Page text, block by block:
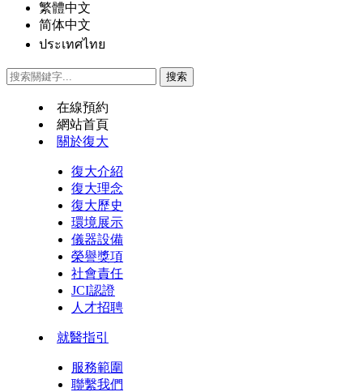
繁體中文
简体中文
ประเทศไทย
在線預約
網站首頁
關於復大
復大介紹
復大理念
復大歷史
環境展示
儀器設備
榮譽獎項
社會責任
JCI認證
人才招聘
就醫指引
服務範圍
聯繫我們